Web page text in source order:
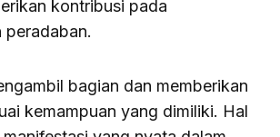
kontribusi pada
peradaban.
bagian dan memberikan
kemampuan yang dimiliki. Hal